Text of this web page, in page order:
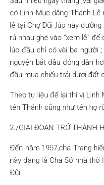
có Linh Mục dâng Thánh
lễ tại Chợ Đũi ,lúc này
rủ nhau ghé vào “xem lễ”
lúc đầu chỉ có vài ba người
nguyện bắt đầu đông dần
đầu mua chiếu trải dưới đất
Theo tư liệu để lại thì vị Linh
tên Thánh cũng như tên họ
2./GIAI ĐOẠN TRỞ THÀNH
Đến năm 1957,cha Trang
này đang là Cha Sở nhà thờ
Đũi .